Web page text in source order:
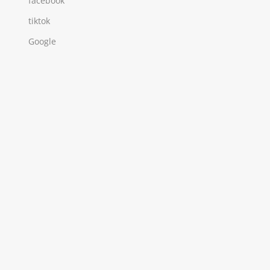
tiktok
Google